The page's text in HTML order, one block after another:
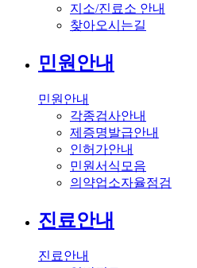
지소/진료소 안내
찾아오시는길
민원안내
민원안내
각종검사안내
제증명발급안내
인허가안내
민원서식모음
의약업소자율점검
진료안내
진료안내